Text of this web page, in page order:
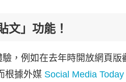
文」功能！
，例如在去年時開放網頁版
根據外媒 Social Media Today